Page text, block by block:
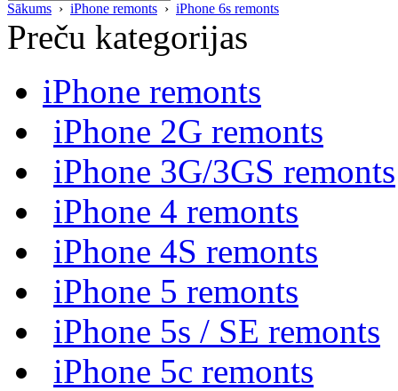
Sākums › iPhone remonts › iPhone 6s remonts
Preču kategorijas
iPhone remonts
iPhone 2G remonts
iPhone 3G/3GS remonts
iPhone 4 remonts
iPhone 4S remonts
iPhone 5 remonts
iPhone 5s / SE remonts
iPhone 5c remonts